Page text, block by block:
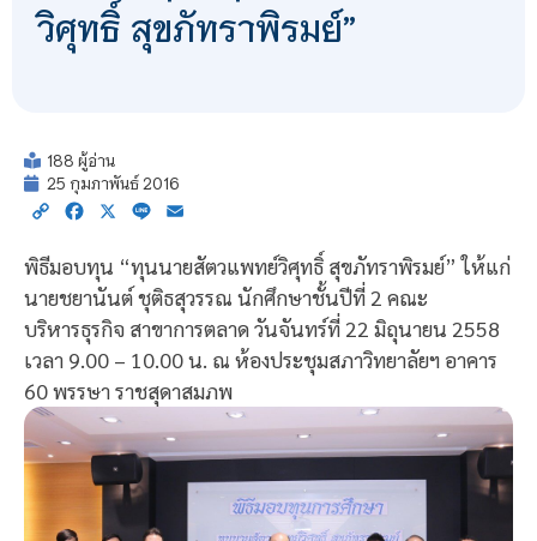
วิศุทธิ์ สุขภัทราพิรมย์”
188 ผู้อ่าน
25 กุมภาพันธ์ 2016
Copy Facebook
X Line
พิธีมอบทุน “ทุนนายสัตวแพทย์วิศุทธิ์ สุขภัทราพิรมย์” ให้แก่
นายชยานันต์ ชุติธสุวรรณ นักศึกษาชั้นปีที่ 2 คณะ
บริหารธุรกิจ สาขาการตลาด วันจันทร์ที่ 22 มิถุนายน 2558
เวลา 9.00 – 10.00 น. ณ ห้องประชุมสภาวิทยาลัยฯ อาคาร
60 พรรษา ราชสุดาสมภพ